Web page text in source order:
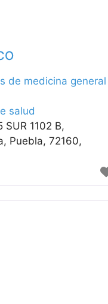
de medicina general
salud
SUR 1102 B,
Puebla 72160